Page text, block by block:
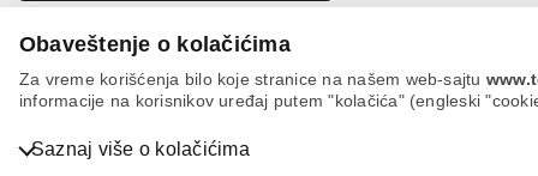
Obaveštenje o kolačićima
Za vreme korišćenja bilo koje stranice na našem web-sajtu
informacije na korisnikov uređaj putem "kolačića" (engleski
Saznaj više o kolačićima
Bela tehnika
Mali kućni aparati Usisivači
3D VIEW